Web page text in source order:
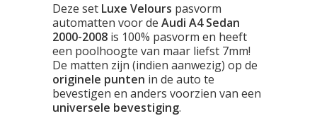
Deze set Luxe Velours pasvorm
automatten voor de Audi A4 Sedan
2000-2008 is 100% pasvorm en heeft
een poolhoogte van maar liefst 7mm!
De matten zijn (indien aanwezig) op de
originele punten in de auto te
bevestigen en anders voorzien van een
universele bevestiging.